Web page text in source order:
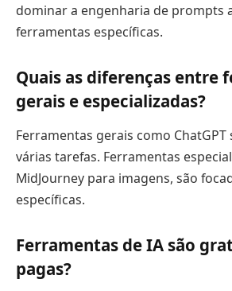
dominar a engenharia de prompts
ferramentas específicas.
Quais as diferenças entre
gerais e especializadas?
Ferramentas gerais como ChatGPT
várias tarefas. Ferramentas
MidJourney para imagens, são
específicas.
Ferramentas de IA são
pagas?